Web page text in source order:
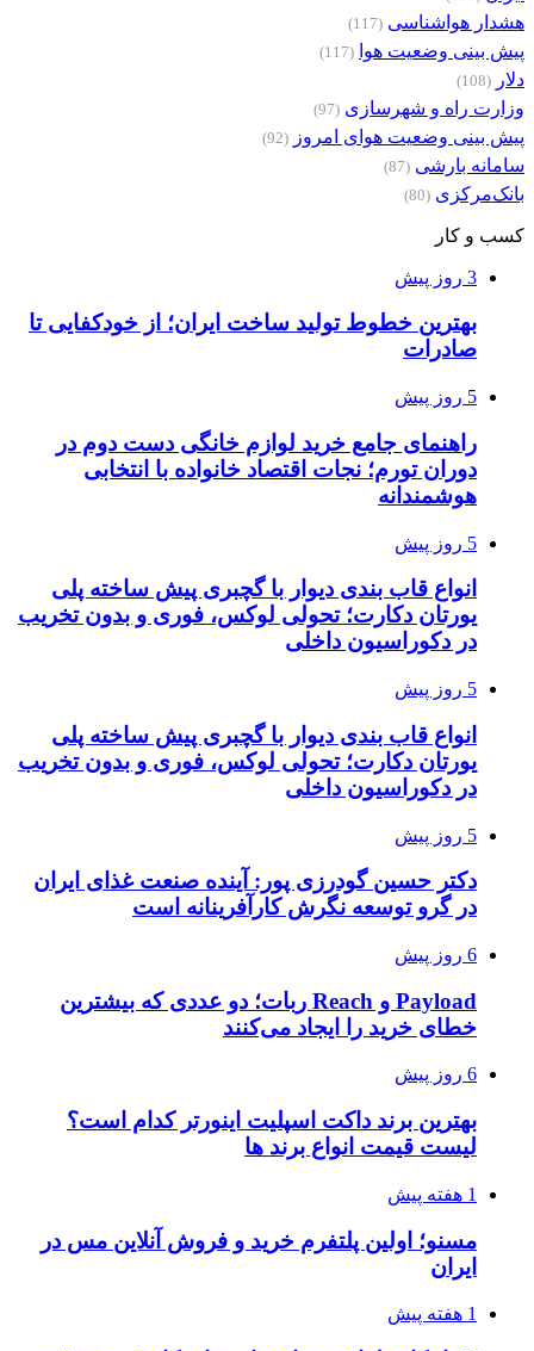
هشدار هواشناسی (117)
پیش بینی وضعیت هوا (117)
دلار (108)
وزارت راه و شهرسازی (97)
پیش بینی وضعیت هوای امروز (92)
سامانه بارشی (87)
بانک‌مرکزی (80)
کسب و کار
3 روز پیش
بهترین خطوط تولید ساخت ایران؛ از خودکفایی تا
صادرات
5 روز پیش
راهنمای جامع خرید لوازم خانگی دست دوم در
دوران تورم؛ نجات اقتصاد خانواده با انتخابی
هوشمندانه
5 روز پیش
انواع قاب بندی دیوار با گچبری پیش ساخته پلی
یورتان دکارت؛ تحولی لوکس، فوری و بدون تخریب
در دکوراسیون داخلی
5 روز پیش
انواع قاب بندی دیوار با گچبری پیش ساخته پلی
یورتان دکارت؛ تحولی لوکس، فوری و بدون تخریب
در دکوراسیون داخلی
5 روز پیش
دکتر حسین گودرزی پور: آینده صنعت غذای ایران
در گرو توسعه نگرش کارآفرینانه است
6 روز پیش
Payload و Reach ربات؛ دو عددی که بیشترین
خطای خرید را ایجاد می‌کنند
6 روز پیش
بهترین برند داکت اسپلیت اینورتر کدام است؟
لیست قیمت انواع برند ها
1 هفته پیش
مسنو؛ اولین پلتفرم خرید و فروش آنلاین مس در
ایران
1 هفته پیش